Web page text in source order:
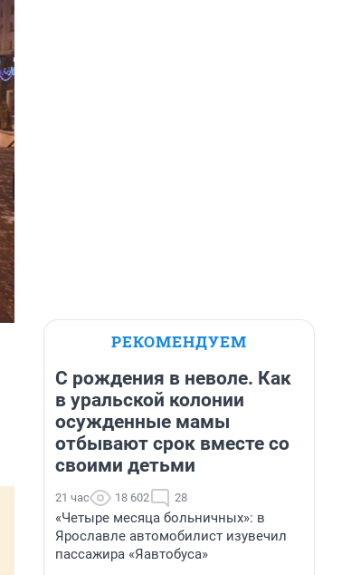
РЕКОМЕНДУЕМ
С рождения в неволе. Как
в уральской колонии
осужденные мамы
отбывают срок вместе со
своими детьми
21 час 18 602 28
«Четыре месяца больничных»: в
Ярославле автомобилист изувечил
пассажира «Яавтобуса»